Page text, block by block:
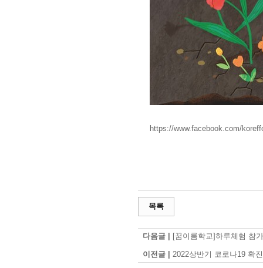
https://www.facebook.com/
목록
다음글 | [꿈이룸학교]하루체험 참
이전글 | 2022상반기 코로나19 확